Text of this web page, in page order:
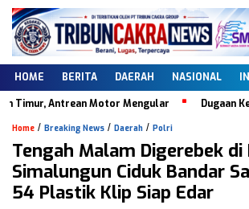
HOME BERITA DAERAH NASIONAL
Antrean Motor Mengular Dugaan
Home / Breaking News / Daerah / Polri
Tengah Malam Digerebek di
Simalungun Ciduk Bandar
54 Plastik Klip Siap Edar